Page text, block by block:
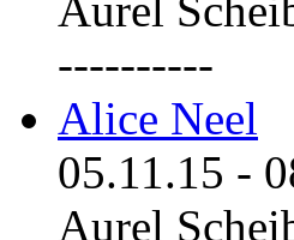
----------
Alice Neel
05.11.15 -
Aurel